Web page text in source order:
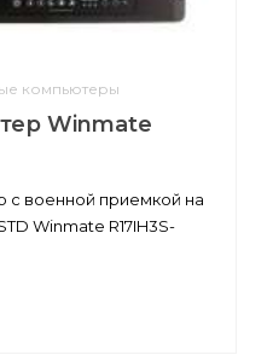
компьютеры
Winmate
с военной приемкой на
Winmate R17IH3S-